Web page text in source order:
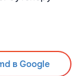
в Google